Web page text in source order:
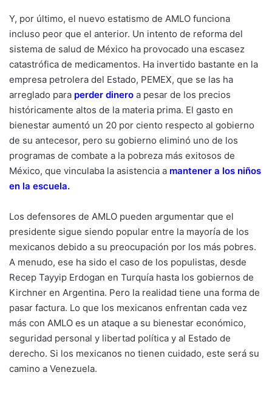
Y, por último, el nuevo estatismo de AMLO funciona
incluso peor que el anterior. Un intento de reforma del
sistema de salud de México ha provocado una escasez
catastrófica de medicamentos. Ha invertido bastante en la
empresa petrolera del Estado, PEMEX, que se las ha
arreglado para perder dinero a pesar de los precios
históricamente altos de la materia prima. El gasto en
bienestar aumentó un 20 por ciento respecto al gobierno
de su antecesor, pero su gobierno eliminó uno de los
programas de combate a la pobreza más exitosos de
México, que vinculaba la asistencia a mantener a los niños
en la escuela.
Los defensores de AMLO pueden argumentar que el
presidente sigue siendo popular entre la mayoría de los
mexicanos debido a su preocupación por los más pobres.
A menudo, ese ha sido el caso de los populistas, desde
Recep Tayyip Erdogan en Turquía hasta los gobiernos de
Kirchner en Argentina. Pero la realidad tiene una forma de
pasar factura. Lo que los mexicanos enfrentan cada vez
más con AMLO es un ataque a su bienestar económico,
seguridad personal y libertad política y al Estado de
derecho. Si los mexicanos no tienen cuidado, este será su
camino a Venezuela.